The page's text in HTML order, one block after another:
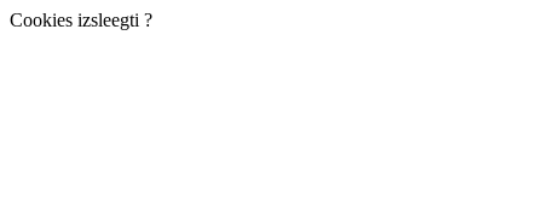
Cookies izsleegti ?